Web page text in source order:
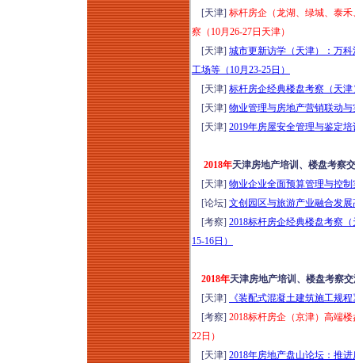
年8月14-16日成都）
走进天津：深研全首
层架空新模式-金茂、
绿城、保利、中海等
经典项目研学（2026
年8月14-15日）
走进永威服务：深研
高品质物业实践落地
做法和经验（2026年
8月14-15日郑州）
新清单计价标准与施
工合同司法解释
（二）（征求意见
稿）深度解读暨建设
工程合同风险点、结
算、索赔、审计、财
评及司法鉴定审理实
务专题培训（2026年
8月14日哈尔滨）
[天津] 标杆房企（龙湖、绿城、泰
察（10月26-27日天津）
[天津] 城市更新访学（天津）：万
工场等（10月23-25日）
[天津] 标杆房企经典楼盘考察（天
[天津] 物业管理与房地产营销联动
[天津] 2019年房屋安全管理与鉴定
2018年天津房地产培训、楼盘考察
[天津] 物业企业全面预算管理与控
[论坛] 文创园区与旅游产业融合发
[考察] 2018标杆房企经典楼盘考察
15-16日）
2018年天津房地产培训、楼盘考察
[天津]
《装配式混凝土建筑施工规
[考察] 2018标杆房企（京津）高端
22日）
[天津] 2018年房地产盘山论坛：推